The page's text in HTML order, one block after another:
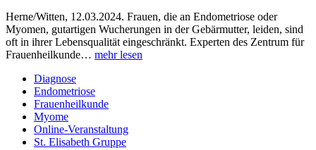
Herne/Witten, 12.03.2024. Frauen, die an Endometriose oder
Myomen, gutartigen Wucherungen in der Gebärmutter, leiden, sind
oft in ihrer Lebensqualität eingeschränkt. Experten des Zentrum für
Frauenheilkunde… mehr lesen
Diagnose
Endometriose
Frauenheilkunde
Myome
Online-Veranstaltung
St. Elisabeth Gruppe